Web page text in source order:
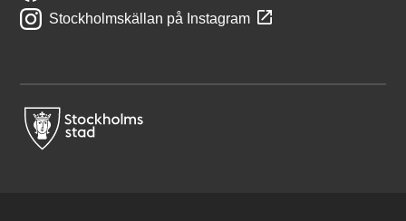
Stockholmskällan på Instagram